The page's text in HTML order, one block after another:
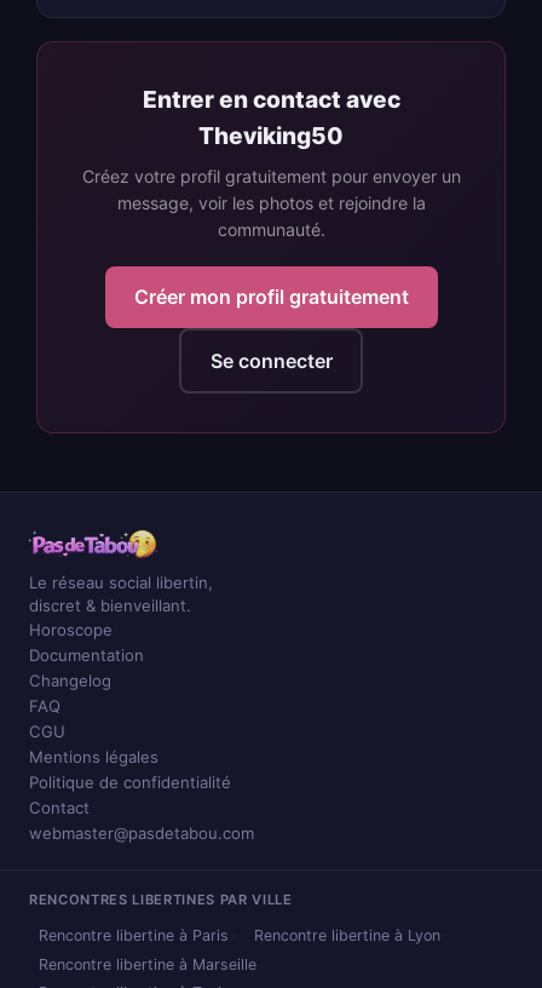
Entrer en contact avec
Theviking50
Créez votre profil gratuitement pour envoyer un
message, voir les photos et rejoindre la
communauté.
Créer mon profil gratuitement
Se connecter
Le réseau social libertin,
discret & bienveillant.
Horoscope
Documentation
Changelog
FAQ
CGU
Mentions légales
Politique de confidentialité
Contact
webmaster@pasdetabou.com
RENCONTRES LIBERTINES PAR VILLE
Rencontre libertine à Paris
Rencontre libertine à Lyon
Rencontre libertine à Marseille